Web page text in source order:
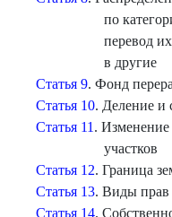
по
перевод
в другие
Статья 9. Фонд
Статья 10. Деление и
Статья 11 . Изменение
участков
Статья 12. Граница
Статья 13. Виды прав
Статья 14.